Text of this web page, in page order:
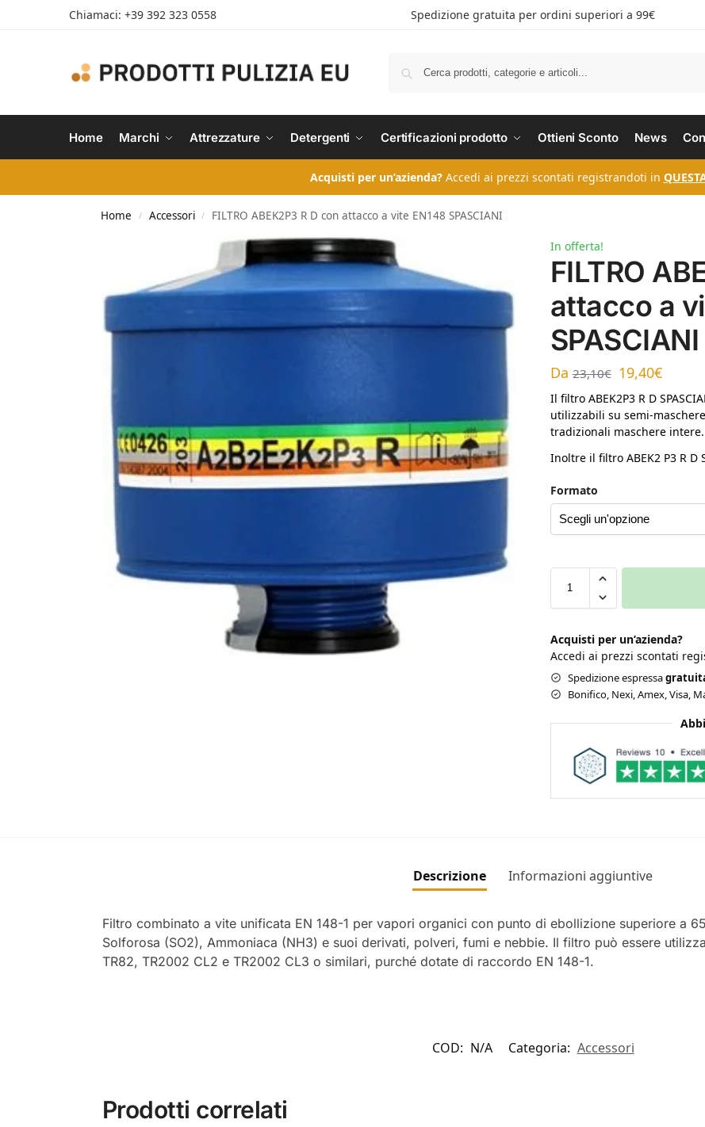
Chiamaci: +39 392 323 0558 Spedizione gratuita per ordini superiori a 99€
Home Marchi Attrezzature Detergenti Certificazioni prodotto Ottieni Sconto News
Acquisti per un’azienda?Accedi ai prezzi scontati registrandoti in
Home / Accessori / FILTRO ABEK2P3 R D con attacco a vite EN148 SPASCIANI
In offerta!
FILTRO
attacco a
SPASCIANI
Da 23,10€ 19,40€
Il filtro ABEK2P3 R D
utilizzabili su semi-
tradizionali maschere intere.
Inoltre il filtro ABEK2 P3 R D
Formato
Acquisti per un’azienda?
Accedi ai prezzi scontati
Spedizione espressa
Bonifico, Nexi, Amex, Visa,
Descrizione Informazioni aggiuntive
Filtro combinato a vite unificata EN 148-1 per vapori organici con punto di ebollizione superiore a
Solforosa (SO2), Ammoniaca (NH3) e suoi derivati, polveri, fumi e nebbie. Il filtro può essere
TR82, TR2002 CL2 e TR2002 CL3 o similari, purché dotate di raccordo EN 148-1.
COD: N/A Categoria: Accessori
Prodotti correlati